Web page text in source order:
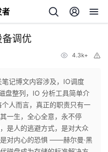
者
调优
4.3k+
笔记博文内容涉及，IO调度
盘整列，IO 分析工具简单介
人而言，真正的职责只有一
一生，全心全意，永不停
是人的逃避方式，是对大众
对内心的恐惧 ——赫尔曼·黑